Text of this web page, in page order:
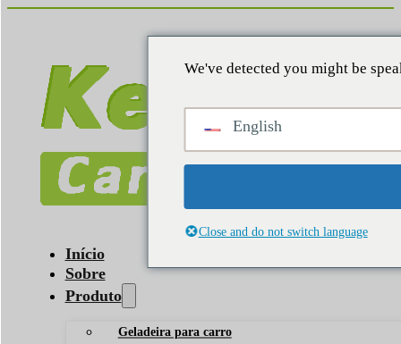
Início
Sobre
Produto
Geladeira para carro
We've detected you might be
English
Close and do not switch language